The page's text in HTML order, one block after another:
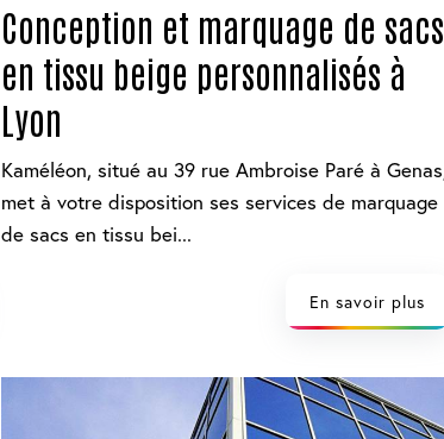
Conception et marquage de sacs
en tissu beige personnalisés à
Lyon
Kaméléon, situé au 39 rue Ambroise Paré à
met à votre disposition ses services de marquage
de sacs en tissu bei...
En savoir plus